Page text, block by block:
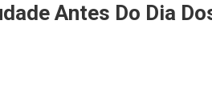
Antes Do Dia